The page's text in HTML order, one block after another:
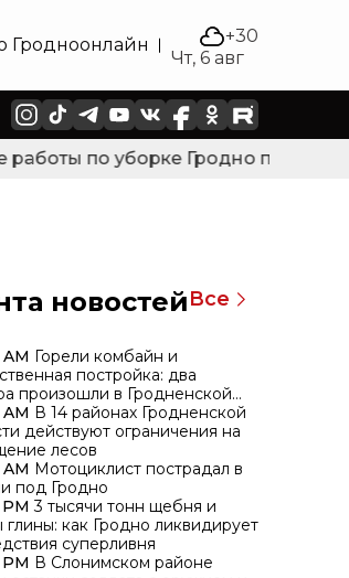
Гродноонлайн
+30
Чт, 6 авг
по уборке Гродно
новостейВсе
Горели комбайн и
постройка: два
произошли в Гродненской
за сутки
В 14 районах Гродненской
действуют ограничения на
лесов
Мотоциклист пострадал в
под Гродно
3 тысячи тонн щебня и
глины: как Гродно ликвидирует
суперливня
В Слонимском районе